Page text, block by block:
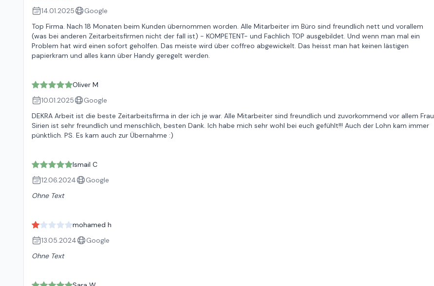
14.01.2025
Google
Top Firma. Nach 18 Monaten beim Kunden übernommen worden. Alle Mitarbeiter im Büro sind freundlich nett und vorallem
(was bei anderen Zeitarbeitsfirmen nicht der fall ist) - KOMPETENT- und Fachlich TOP ausgebildet. Und wenn man mal ein
Problem hat wird einen sofort geholfen. Das meiste wird über coffreo abgewickelt. Das heisst man hat keinen lästigen
papierkram und alles kann über Handy geregelt werden.
Oliver M
10.01.2025
Google
DEKRA Arbeit ist die beste Zeitarbeitsfirma in der ich je war. Alle Mitarbeiter sind freundlich und zuvorkommend vor allem Frau
Sirien ist sehr freundlich und menschlich, besten Dank. Ich habe mich sehr wohl bei euch gefühlt!!! Auch der Lohn kam immer
pünktlich. PS. Es kam auch zur Übernahme :)
Ismail C
12.06.2024
Google
Ohne Text
mohamed h
13.05.2024
Google
Ohne Text